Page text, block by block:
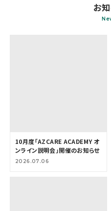
お
10月度「AZCARE ACADEMY オ
ンライン説明会」開催のお知らせ
2026.07.06